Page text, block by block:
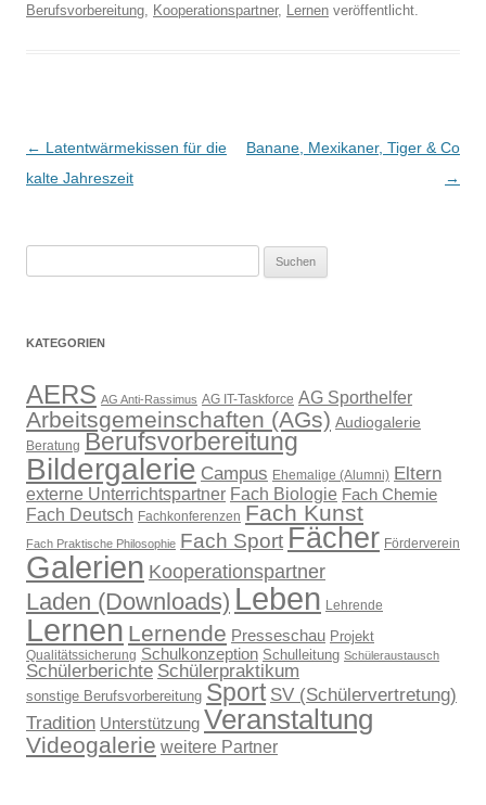
Berufsvorbereitung Kooperationspartner, Lernen veröffentlicht.
Beitragsnavigation
← Latentwärmekissen für die
kalte Jahreszeit
Banane, Mexikaner, Tiger & Co
→
nach:
KATEGORIEN
AERS AG Anti-Rassimus AG IT-Taskforce AG Sporthelfer
Arbeitsgemeinschaften (AGs) Audiogalerie
Beratung Berufsvorbereitung
Bildergalerie Campus Ehemalige (Alumni) Eltern
externe Unterrichtspartner Fach Biologie Fach Chemie
Fach Deutsch Fachkonferenzen Fach Kunst
Fach Praktische Philosophie Fach Sport Fächer Förderverein
Galerien Kooperationspartner
Laden (Downloads) Leben Lehrende
Lernen Lernende Presseschau Projekt
Qualitätssicherung Schulkonzeption Schulleitung Schüleraustausch
Schülerberichte Schülerpraktikum
sonstige Berufsvorbereitung Sport SV (Schülervertretung)
Tradition Unterstützung Veranstaltung
Videogalerie weitere Partner